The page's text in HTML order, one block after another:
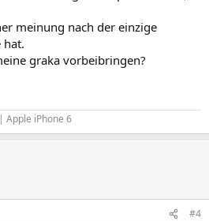
meinung nach der einzige
hat.
graka vorbeibringen?
Apple iPhone 6
#4